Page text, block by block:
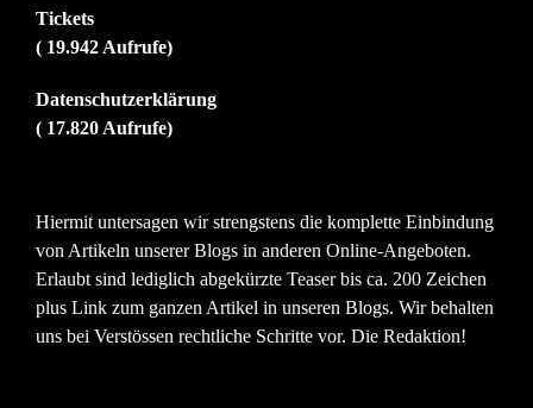
Tickets
( 19.942 Aufrufe)
Datenschutzerklärung
( 17.820 Aufrufe)
Hiermit untersagen wir strengstens die komplette Einbindung
von Artikeln unserer Blogs in anderen Online-Angeboten.
Erlaubt sind lediglich abgekürzte Teaser bis ca. 200 Zeichen
plus Link zum ganzen Artikel in unseren Blogs. Wir behalten
uns bei Verstössen rechtliche Schritte vor. Die Redaktion!